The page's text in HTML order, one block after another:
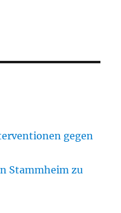
gegen
Stammheim zu